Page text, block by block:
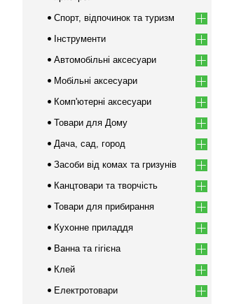
Спорт, відпочинок та туризм
Інструменти
Автомобільні аксесуари
Мобільні аксесуари
Комп'ютерні аксесуари
Товари для Дому
Дача, сад, город
Засоби від комах та гризунів
Канцтовари та творчість
Товари для прибирання
Кухонне приладдя
Ванна та гігієна
Клей
Електротовари